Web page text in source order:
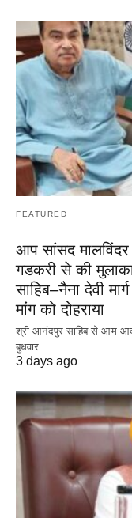
FEATURED
आप सांसद
गडकरी से की
साहिब–नैना देवी
मांग को दोहराया
श्री आनंदपुर साहिब से आम
बुधवार…
3 days ago